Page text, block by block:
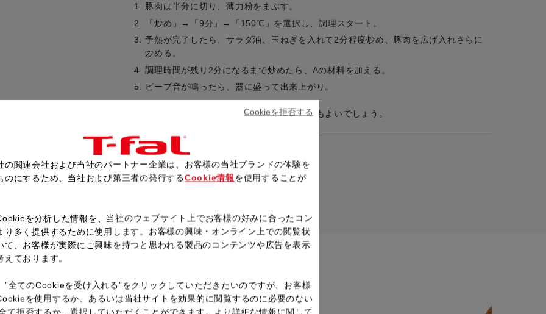
豚肉は半分に切り、薄力粉をまぶす。
「炒め」→「9分」→「150℃」を選択し、調理スタート。
予熱が完了したら、サラダ油、玉ねぎを入れて2分程度炒め、豚肉を広げ入れさらに
炒める。
調理時間が残り2分になるまで炒めたら、Aの材料を加える。
ビープ音が鳴ったら、器に盛って出来上がり。
※豚肉は肩ロース肉や豚こま肉で代用してもよいでしょう。
レシピ一覧へ戻る
の関連会社および当社のパートナー企業は、お客様の当社ブランドの体験を
のにするため、当社および第三者の発行するCookie情報 を使用することが
を分析した情報を、当社のウェブサイト上でお客様の好みに合ったコン
り多く提供するために使用します。お客様の興味・オンライン上での閲覧状
て、お客様が実際にご興味を持つと思われる製品のコンテンツや広告を表示
えております。
”全てのCookieを受け入れる”をクリックしていただきたいのですが、お客様
を使用するか、あるいは当社サイトを効果的に閲覧するのに必要のない
て拒否するか、選択していただくことができます。より詳細な情報に関して
Cookieを拒否する